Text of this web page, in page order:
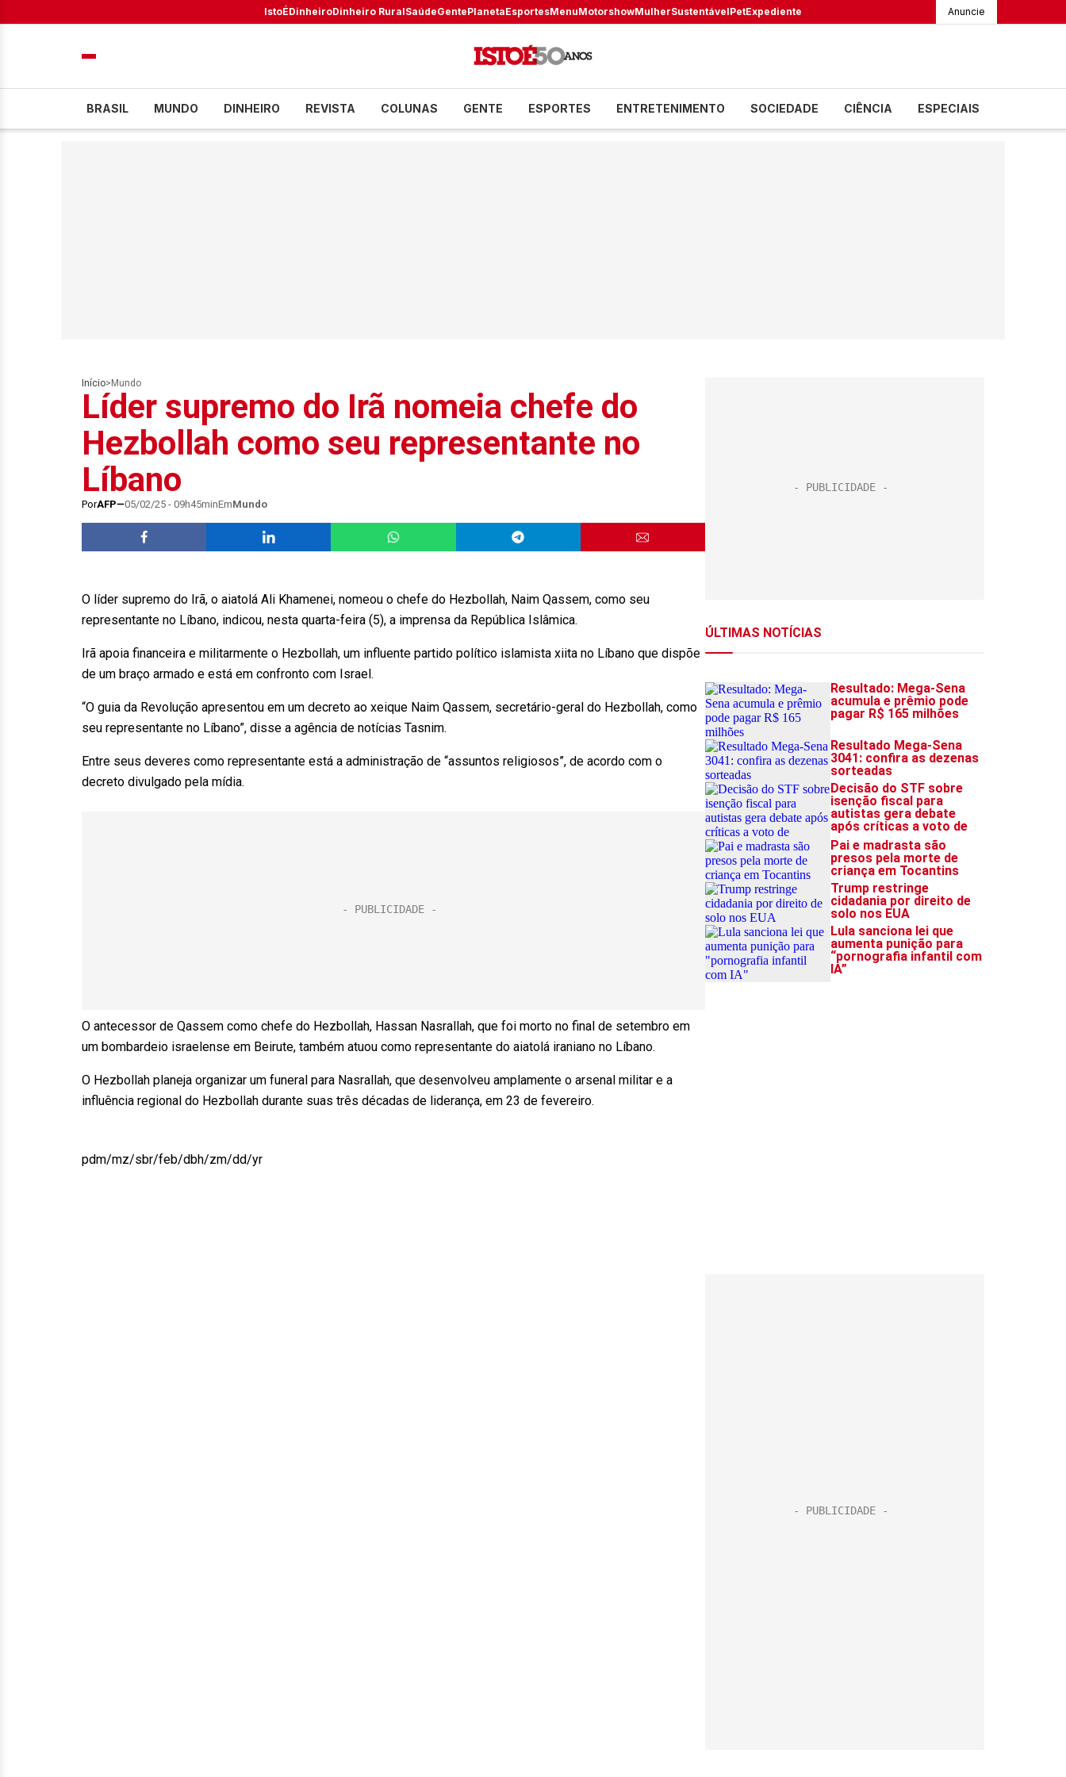
IstoÉDinheiroDinheiro RuralSaúdeGentePlanetaEsportesMenuMotorshowMulherSustentávelPetExpediente Anuncie
BRASIL MUNDO DINHEIRO REVISTA COLUNAS GENTE ESPORTES ENTRETENIMENTO SOCIEDADE CIÊNCIA ESPECIAIS
Início> Mundo
Líder supremo do Irã nomeia chefe do
Hezbollah como seu representante no
Líbano
PorAFP 05/02/25 - 09h45minEmMundo
O líder supremo do Irã, o aiatolá Ali Khamenei, nomeou o chefe do Hezbollah, Naim Qassem, como seu
representante no Líbano, indicou, nesta quarta-feira (5), a imprensa da República Islâmica.
Irã apoia financeira e militarmente o Hezbollah, um influente partido político islamista xiita no Líbano que dispõe
de um braço armado e está em confronto com Israel.
“O guia da Revolução apresentou em um decreto ao xeique Naim Qassem, secretário-geral do Hezbollah, como
seu representante no Líbano”, disse a agência de notícias Tasnim.
Entre seus deveres como representante está a administração de “assuntos religiosos”, de acordo com o
decreto divulgado pela mídia.
O antecessor de Qassem como chefe do Hezbollah, Hassan Nasrallah, que foi morto no final de setembro em
um bombardeio israelense em Beirute, também atuou como representante do aiatolá iraniano no Líbano.
O Hezbollah planeja organizar um funeral para Nasrallah, que desenvolveu amplamente o arsenal militar e a
influência regional do Hezbollah durante suas três décadas de liderança, em 23 de fevereiro.
pdm/mz/sbr/feb/dbh/zm/dd/yr